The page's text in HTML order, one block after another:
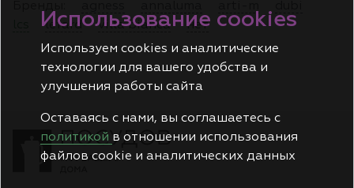
lefard villa bianca нет
Использование cookies
Используем cookies и аналитические
технологии для вашего удобства и
улучшения работы сайта
Оставаясь с нами, вы соглашаетесь с
политикой в отношении использования
файлов cookie и аналитических данных